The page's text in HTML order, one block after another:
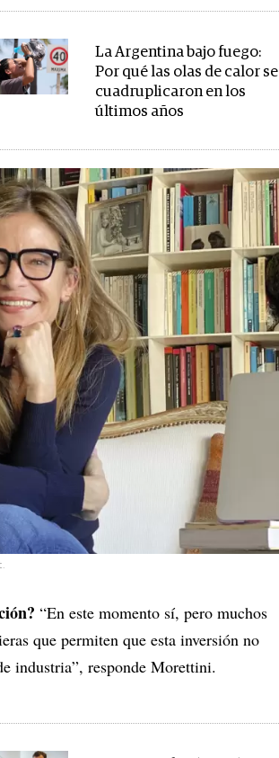
La Argentina bajo fuego:
Por qué las olas de calor se
cuadruplicaron en los
últimos años
“En este momento sí, pero muchos
que permiten que esta inversión no
industria”, responde Morettini.